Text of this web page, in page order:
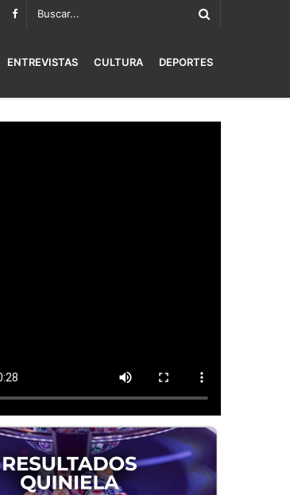
ENTREVISTAS CULTURA DEPORTES